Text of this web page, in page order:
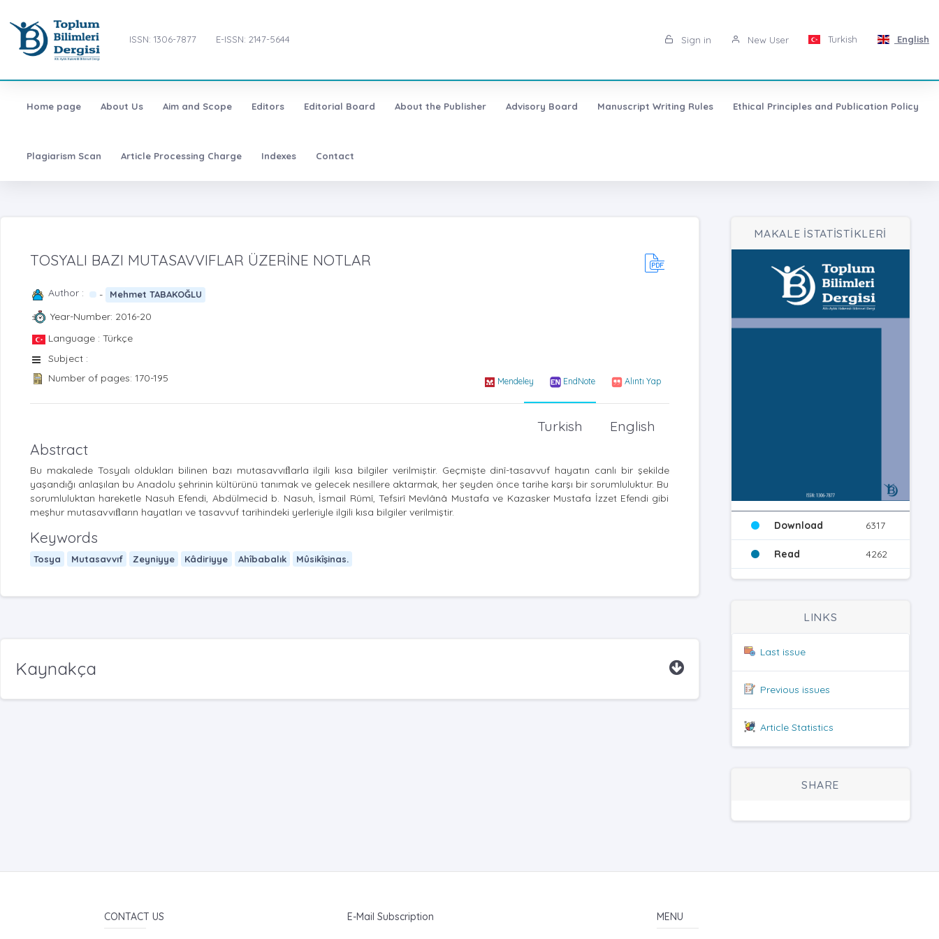
ISSN: 1306-7877 E-ISSN: 2147-5644 Sign in New User Turkish English
Home page About Us Aim and Scope Editors Editorial Board About the Publisher Advisory Board Manuscript Writing Rules Ethical Principles and Publication Policy
Plagiarism Scan Article Processing Charge Indexes Contact
TOSYALI BAZI MUTASAVVIFLAR ÜZERİNE NOTLAR
Author : - Mehmet TABAKOĞLU
Year-Number: 2016-20
Language : Türkçe
Subject :
Number of pages: 170-195
Mendeley EndNote Alıntı Yap
English
Turkish
Abstract
Bu makalede Tosyalı oldukları bilinen bazı mutasavvıﬂarla ilgili kısa bilgiler verilmiştir. Geçmişte dinî-tasavvuf hayatın canlı bir şekilde
yaşandığı anlaşılan bu Anadolu şehrinin kültürünü tanımak ve gelecek nesillere aktarmak, her şeyden önce tarihe karşı bir sorumluluktur. Bu
sorumluluktan hareketle Nasuh Efendi, Abdülmecid b. Nasuh, İsmail Rûmî, Tefsirî Mevlânâ Mustafa ve Kazasker Mustafa İzzet Efendi gibi
meşhur mutasavvıﬂarın hayatları ve tasavvuf tarihindeki yerleriyle ilgili kısa bilgiler verilmiştir.
Keywords
Tosya Mutasavvıf Zeyniyye Kâdiriyye Ahîbabalık Mûsikîşinas.
Kaynakça
MAKALE İSTATİSTİKLERİ
Download 6317
Read 4262
LINKS
Last issue
Previous issues
Article Statistics
SHARE
CONTACT US E-Mail Subscription MENU